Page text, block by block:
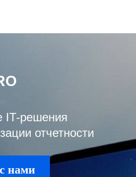
IT-решения
отчетности
нами